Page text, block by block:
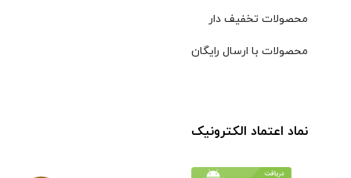
محصولات تخفیف دار
محصولات با ارسال رایگان
نماد اعتماد الکترونیک